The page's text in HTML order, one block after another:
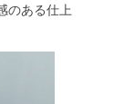
のある仕上